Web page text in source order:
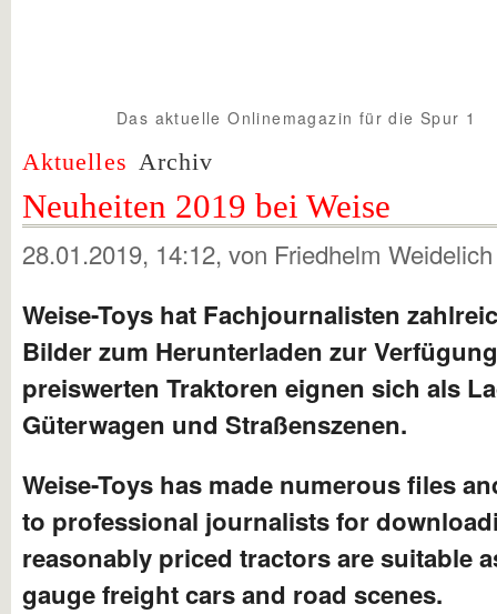
Aktuelles Archiv
Das aktuelle Onlinemagazin für die Spur 1
Spur1info.com
Neuheiten 2019 bei Weise
28.01.2019, 14:12, von Friedhelm Weidelich
Weise-Toys hat Fachjournalisten
Bilder zum Herunterladen zur
preiswerten Traktoren eignen sich als
Güterwagen und Straßenszenen.
Weise-Toys has made numerous files
to professional journalists for
reasonably priced tractors are suitable
gauge freight cars and road scenes.